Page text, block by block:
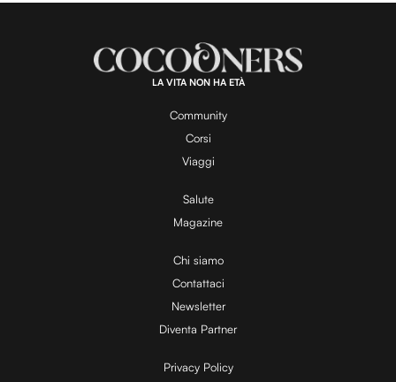
LA VITA NON HA ETÀ
Community
Corsi
Viaggi
Salute
Magazine
Chi siamo
Contattaci
Newsletter
Diventa Partner
Privacy Policy